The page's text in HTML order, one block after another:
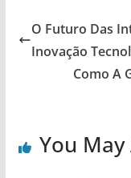
O Futuro Das
Inovação
Como A
You